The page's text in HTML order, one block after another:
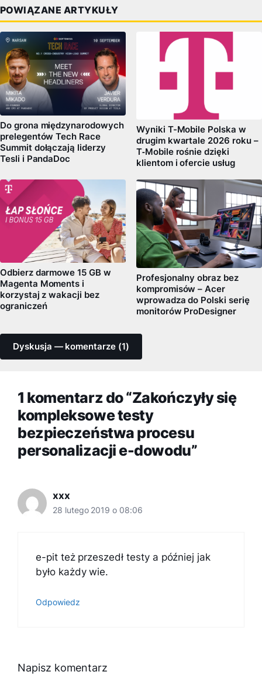
POWIĄZANE ARTYKUŁY
Do grona międzynarodowych
prelegentów Tech Race
Summit dołączają liderzy
Tesli i PandaDoc
Wyniki T-Mobile Polska w
drugim kwartale 2026 roku –
T‑Mobile rośnie dzięki
klientom i ofercie usług
Odbierz darmowe 15 GB w
Magenta Moments i
korzystaj z wakacji bez
ograniczeń
Profesjonalny obraz bez
kompromisów – Acer
wprowadza do Polski serię
monitorów ProDesigner
Dyskusja — komentarze (1)
1 komentarz do “Zakończyły się
kompleksowe testy
bezpieczeństwa procesu
personalizacji e-dowodu”
xxx
28 lutego 2019 o 08:06
e-pit też przeszedł testy a później jak
było każdy wie.
Odpowiedz
Napisz komentarz